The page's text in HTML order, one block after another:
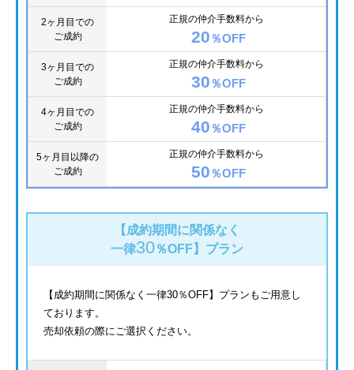
2ヶ月目での
ご成約
正規の仲介手数料から
20 ％OFF
3ヶ月目での
ご成約
正規の仲介手数料から
30 ％OFF
4ヶ月目での
ご成約
正規の仲介手数料から
40 ％OFF
5ヶ月目以降の
ご成約
正規の仲介手数料から
50 ％OFF
【成約期間に関係なく
一律30％OFF】 プラン
【成約期間に関係なく一律30％OFF】プランもご用意し
ております。
売却依頼の際にご選択ください。